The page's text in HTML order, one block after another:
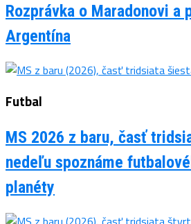
Rozprávka o Maradonovi a
Argentína
Futbal
MS 2026 z baru, časť
nedeľu spoznáme
planéty